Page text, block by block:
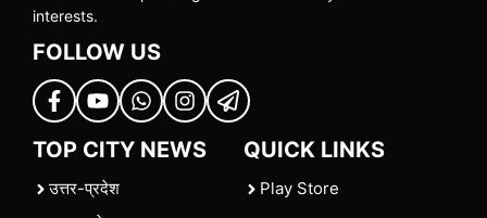
interests.
FOLLOW US
TOP CITY NEWS
उत्तर-प्रदेश
QUICK LINKS
Play Store